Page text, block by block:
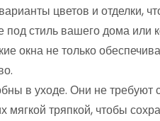
цветов и отделки,
стиль вашего дома или
окна не только
в уходе. Они не требуют
мягкой тряпкой, чтобы